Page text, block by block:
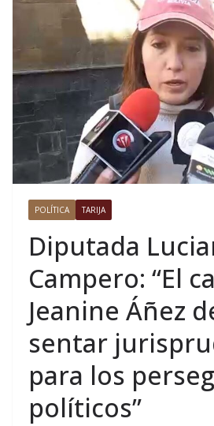
POLÍTICA TARIJA
Diputada
Campero: “El
Jeanine Áñez
sentar
para los
políticos”